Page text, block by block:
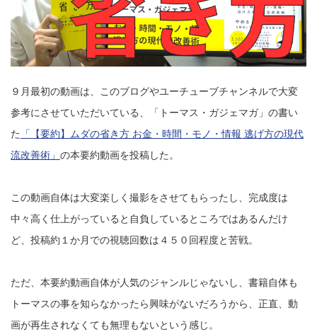
９月最初の動画は、このブログやユーチューブチャンネルで大変
参考にさせていただいている、「トーマス・ガジェマガ」の書い
た 「【要約】ムダの省き方 お金・時間・モノ・情報 逃げ方の現代
流改善術」 の本要約動画を投稿した。
この動画自体は大変楽しく撮影をさせてもらったし、完成度は
中々高く仕上がっていると自負しているところではあるんだけ
ど、投稿約１か月での視聴回数は４５０回程度と苦戦。
ただ、本要約動画自体が人気のジャンルじゃないし、書籍自体も
トーマスの事を知らなかったら興味がないだろうから、正直、動
画が再生されなくても無理もないという感じ。